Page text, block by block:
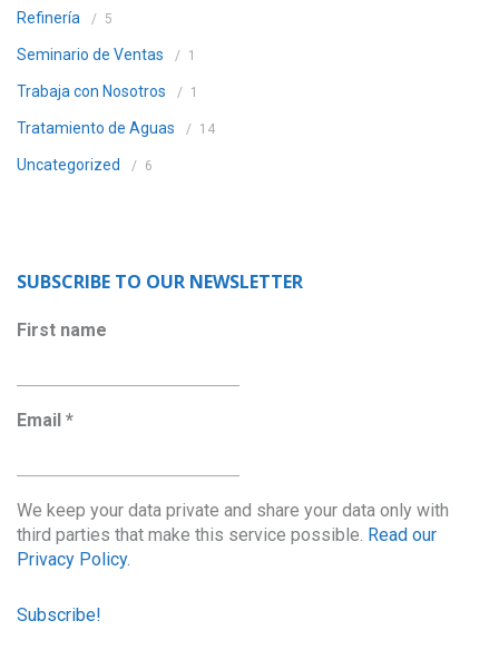
Refinería 5
Seminario de Ventas 1
Trabaja con Nosotros 1
Tratamiento de Aguas 14
Uncategorized 6
SUBSCRIBE TO OUR NEWSLETTER
First name
Email *
We keep your data private and share your data only with
third parties that make this service possible. Read our
Privacy Policy.